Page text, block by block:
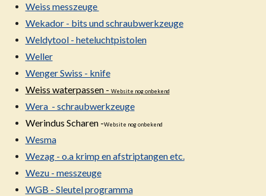
Weiss messzeuge
Wekador - bits und schraubwerkzeuge
Weldytool - heteluchtpistolen
Weller
Wenger Swiss - knife
Weiss waterpassen - Website nog onbekend
Wera - schraubwerkzeuge
Werindus Scharen -Website nog onbekend
Wesma
Wezag - o.a krimp en afstriptangen etc.
Wezu - messzeuge
WGB - Sleutel programma